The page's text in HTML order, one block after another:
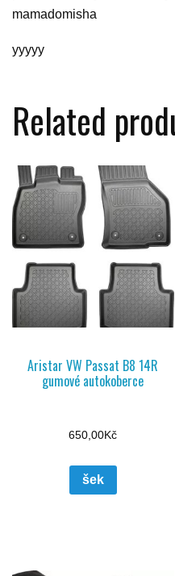
mamadomisha
yyyyy
Related
Aristar VW Passat B8 14R
gumové autokoberce
650,00Kč
šek